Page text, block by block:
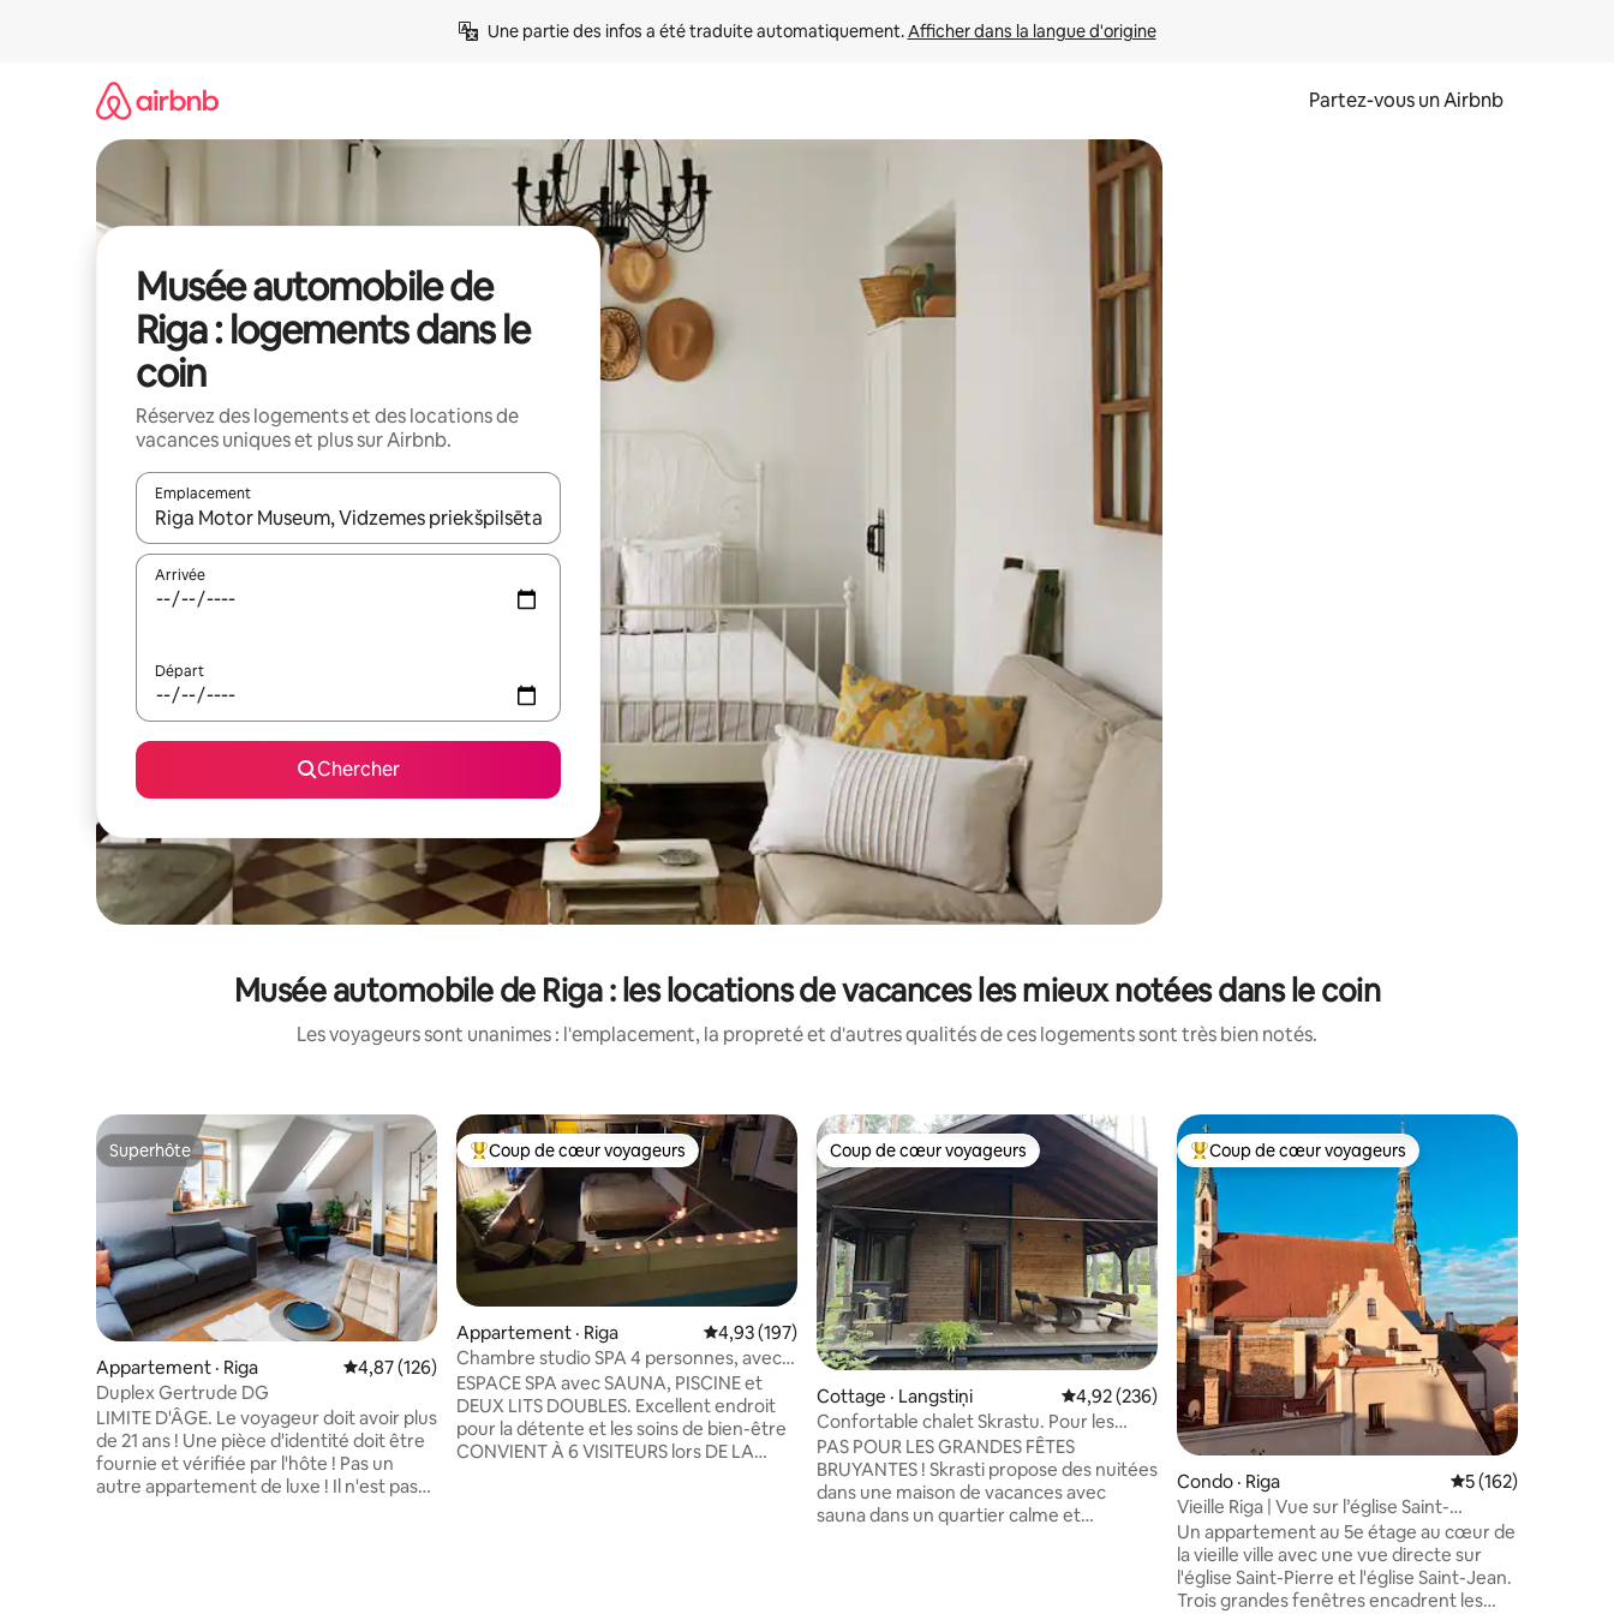
Une partie des infos a été traduite automatiquement. Afficher dans la langue d'origine
Partez-vous un Airbnb
Musée automobile de
Riga : logements dans le
coin
Réservez des logements et des locations de
vacances uniques et plus sur Airbnb.
Emplacement
Quand les résultats sont affichés, parcourez-les en utilisant les flèches vers le haut et vers le bas, ou en appuyant dessus et en les faisant glisser.
Arrivée
Départ
Chercher
Musée automobile de Riga : les locations de vacances les mieux notées dans le coin
Les voyageurs sont unanimes : l'emplacement, la propreté et d'autres qualités de ces logements sont très bien notés.
Superhôte
Superhôte
Appartement · Riga Note moyenne de 4,87 sur 5, 126 commentaires
4,87 (126)
Duplex Gertrude DG
LIMITE D'ÂGE. Le voyageur doit avoir plus
de 21 ans ! Une pièce d'identité doit être
fournie et vérifiée par l'hôte ! Pas un
autre appartement de luxe ! Il n'est pas
Coup de cœur voyageurs parmi les plus aimés
Coup de cœur voyageurs
Appartement · Riga Note moyenne de 4,93 sur 5, 197 commentaires
4,93 (197)
Chambre studio SPA 4 personnes, avec
SAUNA ET PISCINE
ESPACE SPA avec SAUNA, PISCINE et
DEUX LITS DOUBLES. Excellent endroit
pour la détente et les soins de bien-être
CONVIENT À 6 VISITEURS lors DE LA
Coup de cœur voyageurs
Coup de cœur voyageurs
Cottage · Langstiņi Note moyenne de 4,92 sur 5, 236 commentaires
4,92 (236)
Confortable chalet Skrastu. Pour les
voyageurs responsables
PAS POUR LES GRANDES FÊTES
BRUYANTES ! Skrasti propose des nuitées
dans une maison de vacances avec
sauna dans un quartier calme et
Coup de cœur voyageurs parmi les plus aimés
Coup de cœur voyageurs
Condo · Riga Note moyenne de
5 (162)
Vieille Riga | Vue sur l’église Saint-
Pierre | 5ᵉ étage | Ascenseur
Un appartement au 5e étage au cœur de
la vieille ville avec une vue directe sur
l'église Saint-Pierre et l'église Saint-Jean.
Trois grandes fenêtres encadrent les